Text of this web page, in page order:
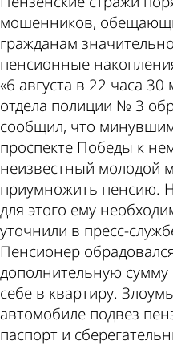
мошенников,
гражданам
пенсионные
«6 августа в 22 часа
отдела полиции № 3
сообщил, что
проспекте Победы к
неизвестный молодой
приумножить пенсию.
для этого ему
уточнили в пресс-
Пенсионер
дополнительную
себе в квартиру.
автомобиле подвез
паспорт и